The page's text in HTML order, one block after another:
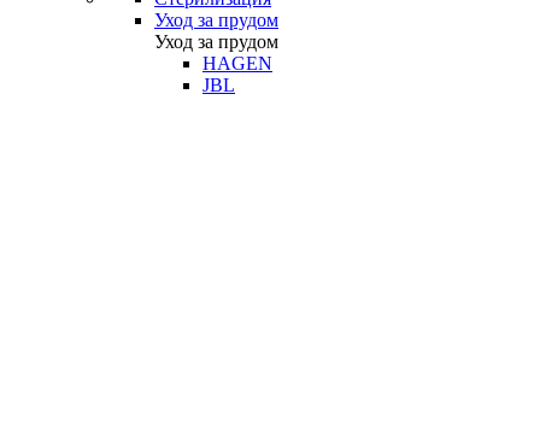
Уход за прудом
Уход за прудом
HAGEN
JBL